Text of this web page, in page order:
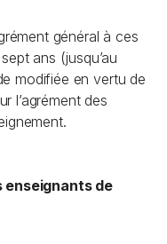
général à ces
ans (jusqu’au
modifiée en vertu de
l’agrément des
enseignants de